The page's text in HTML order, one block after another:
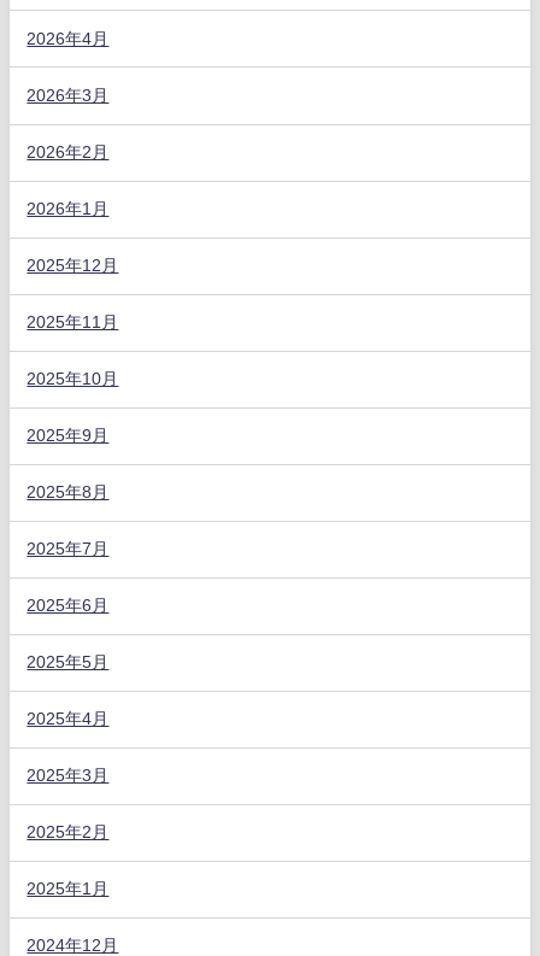
2026年4月
2026年3月
2026年2月
2026年1月
2025年12月
2025年11月
2025年10月
2025年9月
2025年8月
2025年7月
2025年6月
2025年5月
2025年4月
2025年3月
2025年2月
2025年1月
2024年12月